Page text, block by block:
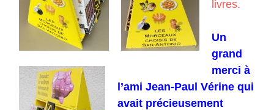
livres.
Un
grand
merci à
l’ami Jean-Paul Vérine qui
avait précieusement